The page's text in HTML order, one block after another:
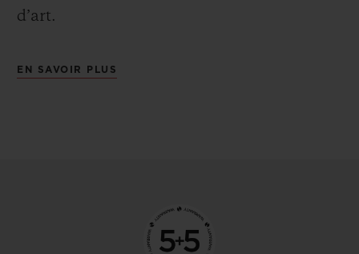
d’art.
EN SAVOIR PLUS